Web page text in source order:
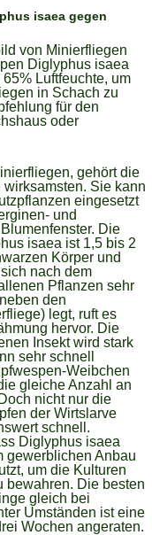
isaea gegen
von Minierfliegen
Diglyphus isaea
Luftfeuchte, um
in Schach zu
für den
oder
gehört die
Sie kann
eingesetzt
und
Die
isaea ist 1,5 bis 2
Körper und
nach dem
Pflanzen sehr
den
legt, ruft es
hervor. Die
Insekt wird stark
sehr schnell
Weibchen
gleiche Anzahl an
nicht nur die
der Wirtslarve
schnell.
Diglyphus isaea
gewerblichen Anbau
um die Kulturen
bewahren. Die besten
gleich bei
Umständen ist eine
Wochen angeraten.